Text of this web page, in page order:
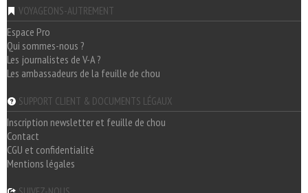
VOYAGEONS-AUTREMENT
Espace Pro
Qui sommes-nous ?
Les journalistes de V-A ?
Les ambassadeurs de la feuille de chou
SUPPORT CLIENT & DOCUMENTS LÉGAUX
Inscription newsletter et feuille de chou
Contact
CGU et confidentialité
Mentions légales